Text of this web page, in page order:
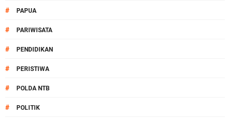
# PAPUA
# PARIWISATA
# PENDIDIKAN
# PERISTIWA
# POLDA NTB
# POLITIK